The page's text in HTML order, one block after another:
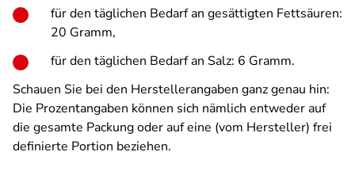
für den täglichen Bedarf an gesättigten Fettsäuren:
20 Gramm,
für den täglichen Bedarf an Salz: 6 Gramm.
Schauen Sie bei den Herstellerangaben ganz genau hin:
Die Prozentangaben können sich nämlich entweder auf
die gesamte Packung oder auf eine (vom Hersteller) frei
definierte Portion beziehen.